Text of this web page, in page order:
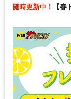
随時更新中！ 【